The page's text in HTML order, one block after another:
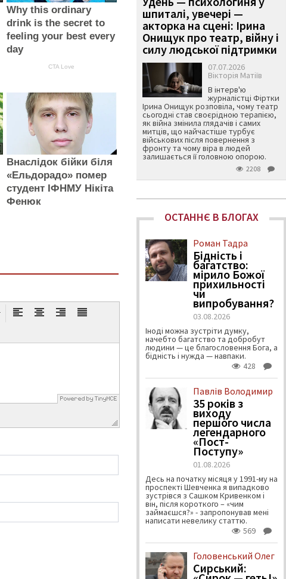
Why this ordinary
drink is the secret to
feeling your best every
day
CTA Love
Внаслідок бійки біля
«Ельдорадо» помер
студент ІФНМУ Нікіта
Фенюк
шпиталі, увечері —
акторка на сцені: Ірина
Онищук про театр, війну і
силу людської підтримки
07.07.2026
Вікторія Матіїв
В інтерв'ю
журналістці Фіртки
Ірина Онищук розповіла, чому театр
сьогодні став своєрідною терапією,
як війна змінила глядачів і самих
митців, що найчастіше турбує
військових після повернення з
фронту та чому віра в людей
залишається її головною опорою.
2208
ОСТАННЄ В БЛОГАХ
Роман Тадра
Бідність і
багатство:
мірило Божої
прихильності
чи
випробування?
03.08.2026
Іноді можна зустріти думку,
начебто багатство та добробут
людини — це благословення Бога, а
бідність і нужда — навпаки.
428
Павлів Володимир
35 років з
виходу
першого числа
легендарного
«Пост-
Поступу»
01.08.2026
Десь на початку місяця у 1991-му на
проспекті Шевченка я випадково
зустрівся з Сашком Кривенком і
він, після короткого – «чим
займаєшся?» - запропонував мені
написати невелику статтю.
569
Головенський Олег
Сирський: